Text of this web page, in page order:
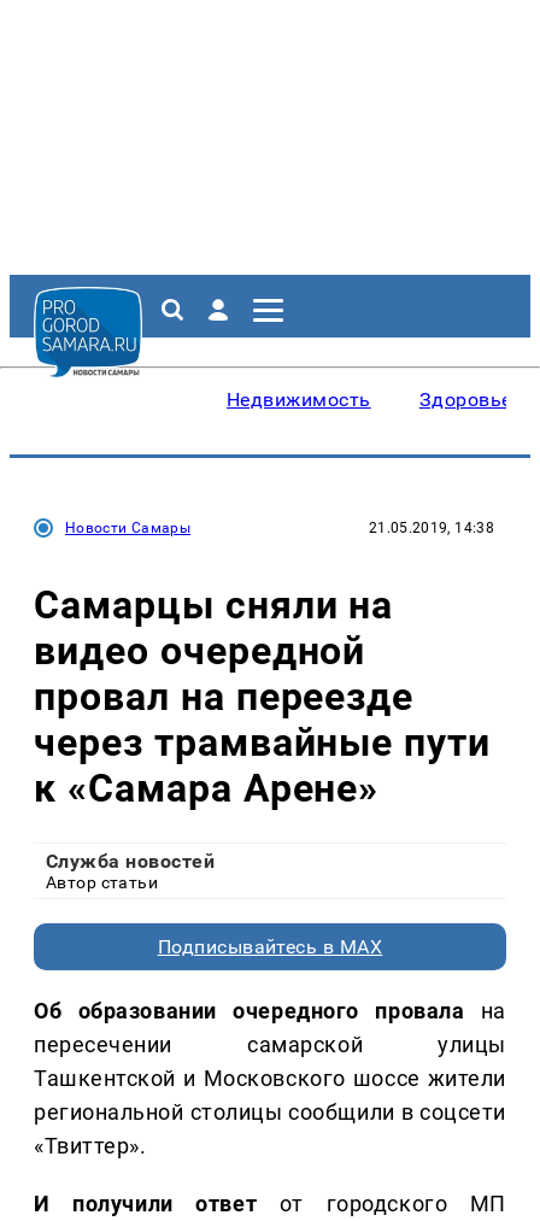
Недвижимость Здоровье
Новости Самары 21.05.2019, 14:38
Самарцы сняли на
видео очередной
провал на переезде
через трамвайные пути
к «Самара Арене»
Служба новостей
Автор статьи
Подписывайтесь в MAX
Об образовании очередного провала на
пересечении самарской улицы
Ташкентской и Московского шоссе жители
региональной столицы сообщили в соцсети
«Твиттер».
И получили ответ от городского МП